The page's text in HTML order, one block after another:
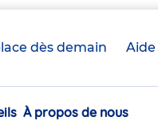
dès demain Aide
À propos de nous